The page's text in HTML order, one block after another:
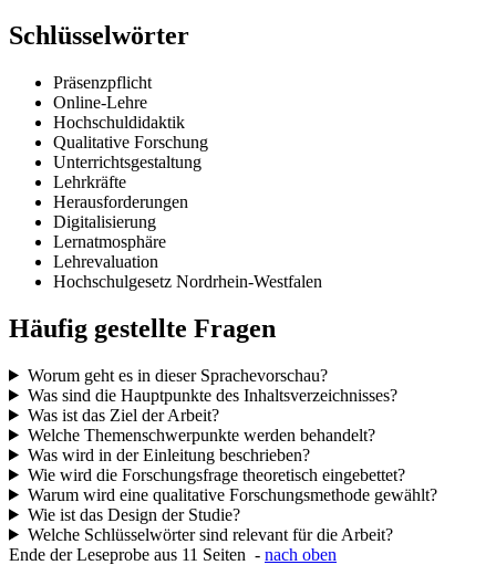
Schlüsselwörter
Präsenzpflicht
Online-Lehre
Hochschuldidaktik
Qualitative Forschung
Unterrichtsgestaltung
Lehrkräfte
Herausforderungen
Digitalisierung
Lernatmosphäre
Lehrevaluation
Hochschulgesetz Nordrhein-Westfalen
Häufig gestellte Fragen
Worum geht es in dieser Sprachevorschau?
Was sind die Hauptpunkte des Inhaltsverzeichnisses?
Was ist das Ziel der Arbeit?
Welche Themenschwerpunkte werden behandelt?
Was wird in der Einleitung beschrieben?
Wie wird die Forschungsfrage theoretisch eingebettet?
Warum wird eine qualitative Forschungsmethode gewählt?
Wie ist das Design der Studie?
Welche Schlüsselwörter sind relevant für die Arbeit?
Ende der Leseprobe aus 11 Seiten - nach oben